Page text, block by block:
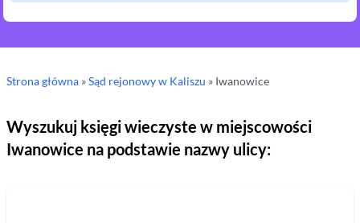
Strona główna »Sąd rejonowyw Kaliszu » Iwanowice
Wyszukuj księgi wieczyste w miejscowości
Iwanowice na podstawie nazwy ulicy: